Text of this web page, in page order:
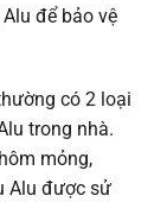
để bảo vệ
có 2 loại
trong nhà.
mỏng,
Alu được sử